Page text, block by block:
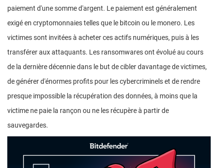
paiement d'une somme d'argent. Le paiement est généralement
exigé en cryptomonnaies telles que le bitcoin ou le monero. Les
victimes sont invitées à acheter ces actifs numériques, puis à les
transférer aux attaquants. Les ransomwares ont évolué au cours
de la dernière décennie dans le but de cibler davantage de victimes,
de générer d'énormes profits pour les cybercriminels et de rendre
presque impossible la récupération des données, à moins que la
victime ne paie la rançon ou ne les récupère à partir de
sauvegardes.